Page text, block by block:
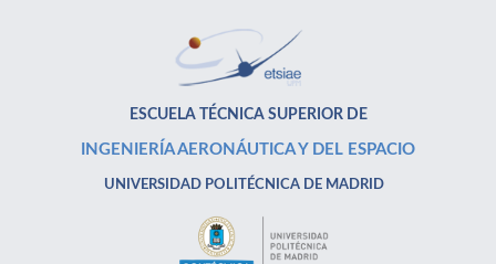
ESCUELA TÉCNICA SUPERIOR DE
INGENIERÍA AERONÁUTICA Y DEL ESPACIO
UNIVERSIDAD POLITÉCNICA DE MADRID